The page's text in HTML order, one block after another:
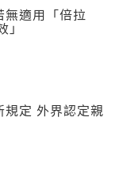
適用「倍拉
規定 外界認定親